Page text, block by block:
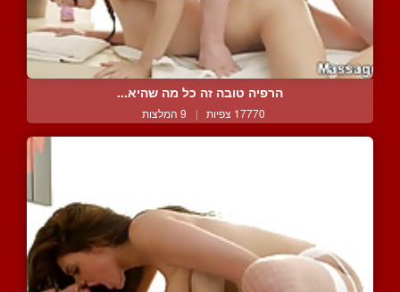
הרפיה טובה זה כל מה שהיא...
17770 צפיות | 9 המלצות